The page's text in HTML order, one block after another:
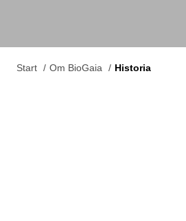
Start Om BioGaia Historia